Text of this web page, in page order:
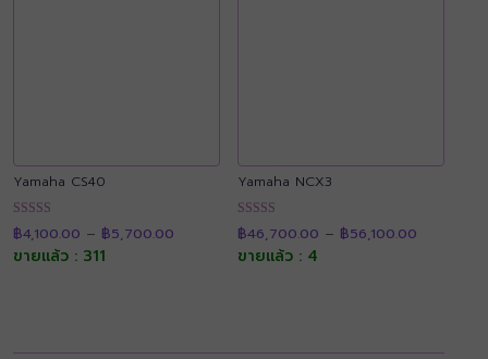
Yamaha CS40
ให้คะแนน
4.91
ตั้งแต่ 1-5
฿4,100.00 – ฿5,700.00
฿4,100.00
ขายแล้ว : 311
Yamaha NCX3
ให้คะแนน
4.94
ตั้งแต่ 1-5
฿46,700.00 – ฿56,100.00range:
ขายแล้ว : 4